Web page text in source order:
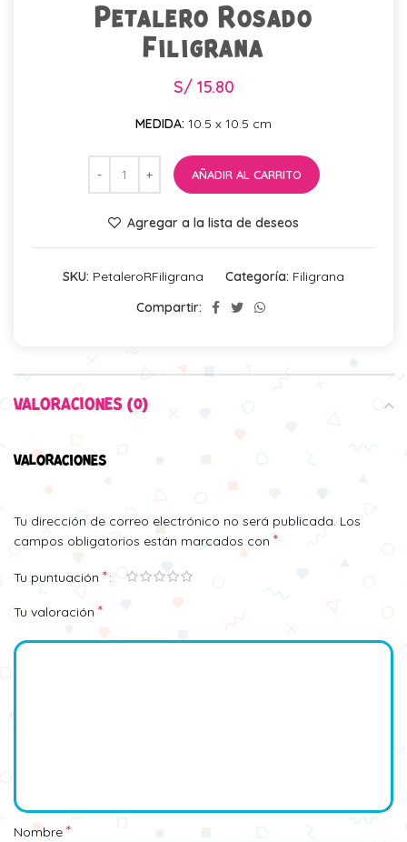
Petalero Rosado
Filigrana
S/15.80
MEDIDA: 10.5 x 10.5 cm
AÑADIR AL CARRITO
Agregar a la lista de deseos
SKU: PetaleroRFiligrana Categoría: Filigrana
Compartir:
VALORACIONES (0)
VALORACIONES
Tu dirección de correo electrónico no será publicada. Los
campos obligatorios están marcados con *
Tu puntuación *
Tu valoración *
Nombre *